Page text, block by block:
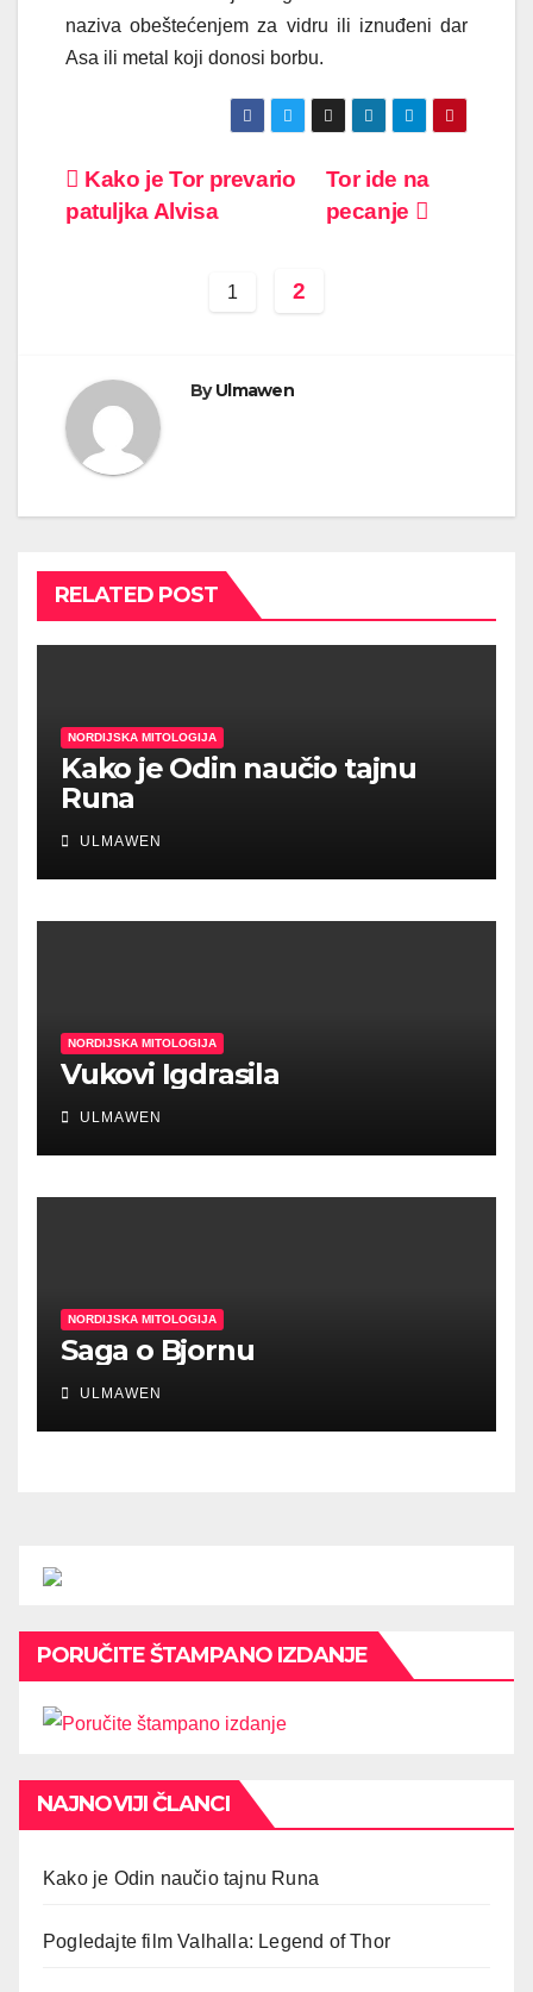
naziva obeštećenjem za vidru ili iznuđeni dar
Asa ili metal koji donosi borbu.
Post
navigation
Tor ide na
pecanje
Kako je Tor prevario
patuljka Alvisa
1 2
ByUlmawen
RELATED POST
NORDIJSKA MITOLOGIJA
Kako je Odin naučio tajnu
Runa
ULMAWEN
NORDIJSKA MITOLOGIJA
Vukovi Igdrasila
ULMAWEN
NORDIJSKA MITOLOGIJA
Saga o Bjornu
ULMAWEN
PORUČITE ŠTAMPANO IZDANJE
NAJNOVIJI ČLANCI
Kako je Odin naučio tajnu Runa
Pogledajte film Valhalla: Legend of Thor